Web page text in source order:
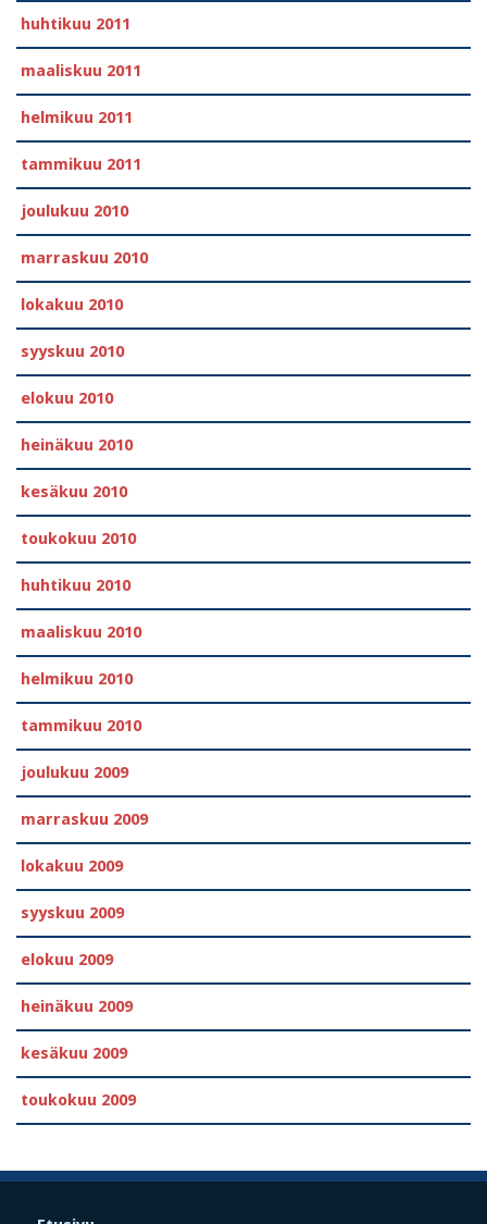
huhtikuu 2011
maaliskuu 2011
helmikuu 2011
tammikuu 2011
joulukuu 2010
marraskuu 2010
lokakuu 2010
syyskuu 2010
elokuu 2010
heinäkuu 2010
kesäkuu 2010
toukokuu 2010
huhtikuu 2010
maaliskuu 2010
helmikuu 2010
tammikuu 2010
joulukuu 2009
marraskuu 2009
lokakuu 2009
syyskuu 2009
elokuu 2009
heinäkuu 2009
kesäkuu 2009
toukokuu 2009